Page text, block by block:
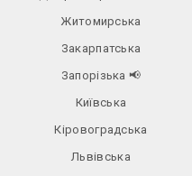
Житомирська
Закарпатська
Запорізька 📢
Київська
Кіровоградська
Львівська